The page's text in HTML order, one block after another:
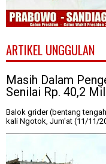
ARTIKEL UNGGULAN
Masih Dalam
Senilai Rp. 40,2
Balok grider (bentang
kali Ngotok, Jum'at (11/11/